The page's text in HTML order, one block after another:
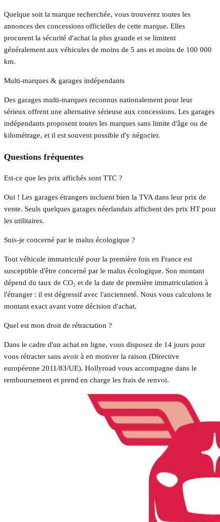
Quelque soit la marque recherchée, vous trouverez toutes les
annonces des concessions officielles de cette marque. Elles
procurent la sécurité d'achat la plus grande et se limitent
généralement aux véhicules de moins de 5 ans et moins de 100 000
km.
Multi-marques & garages indépendants
Des garages multi-marques reconnus nationalement pour leur
sérieux offrent une alternative sérieuse aux concessions. Les garages
indépendants proposent toutes les marques sans limite d'âge ou de
kilométrage, et il est souvent possible d'y négocier.
Questions fréquentes
Est-ce que les prix affichés sont TTC ?
Oui ! Les garages étrangers incluent bien la TVA dans leur prix de
vente. Seuls quelques garages néerlandais affichent des prix HT pour
les utilitaires.
Suis-je concerné par le malus écologique ?
Tout véhicule immatriculé pour la première fois en France est
susceptible d'être concerné par le malus écologique. Son montant
dépend du taux de CO₂ et de la date de première immatriculation à
l'étranger : il est dégressif avec l'ancienneté. Nous vous calculons le
montant exact avant votre décision d'achat.
Quel est mon droit de rétractation ?
Dans le cadre d'un achat en ligne, vous disposez de 14 jours pour
vous rétracter sans avoir à en motiver la raison (Directive
européenne 2011/83/UE). Hollyroad vous accompagne dans le
remboursement et prend en charge les frais de renvoi.